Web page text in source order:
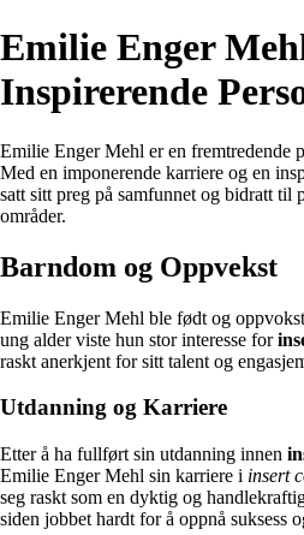
Emilie Enger
Inspirerende
Emilie Enger Mehl er en fremtredende
Med en imponerende karriere og en
satt sitt preg på samfunnet og bidratt til
områder.
Barndom og Oppvekst
Emilie Enger Mehl ble født og
ung alder viste hun stor interesse for
raskt anerkjent for sitt talent og
Utdanning og Karriere
Etter å ha fullført sin utdanning innen
Emilie Enger Mehl sin karriere i insert
seg raskt som en dyktig og
siden jobbet hardt for å oppnå suksess